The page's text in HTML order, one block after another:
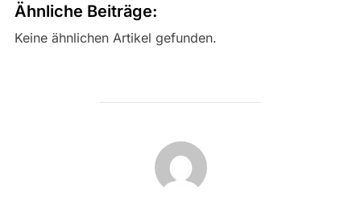
Ähnliche Beiträge:
Keine ähnlichen Artikel gefunden.
BEITRAGSAUTOR